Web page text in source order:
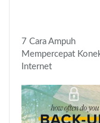
7 Cara Ampuh
Mempercepat
Internet